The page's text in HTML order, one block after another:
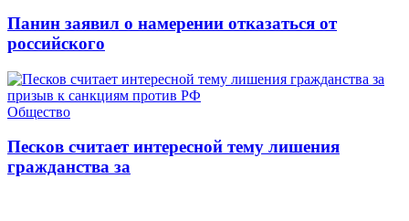
Панин заявил о намерении отказаться от
российского
Общество
Песков считает интересной тему лишения
гражданства за